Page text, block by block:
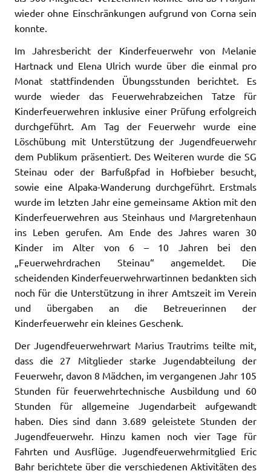
wieder ohne Einschränkungen aufgrund von Corna sein
konnte.
Im Jahresbericht der Kinderfeuerwehr von Melanie
Hartnack und Elena Ulrich wurde über die einmal pro
Monat stattfindenden Übungsstunden berichtet. Es
wurde wieder das Feuerwehrabzeichen Tatze für
Kinderfeuerwehren inklusive einer Prüfung erfolgreich
durchgeführt. Am Tag der Feuerwehr wurde eine
Löschübung mit Unterstützung der Jugendfeuerwehr
dem Publikum präsentiert. Des Weiteren wurde die SG
Steinau oder der Barfußpfad in Hofbieber besucht,
sowie eine Alpaka-Wanderung durchgeführt. Erstmals
wurde im letzten Jahr eine gemeinsame Aktion mit den
Kinderfeuerwehren aus Steinhaus und Margretenhaun
ins Leben gerufen. Am Ende des Jahres waren 30
Kinder im Alter von 6 – 10 Jahren bei den
„Feuerwehrdrachen Steinau“ angemeldet. Die
scheidenden Kinderfeuerwehrwartinnen bedankten sich
noch für die Unterstützung in ihrer Amtszeit im Verein
und übergaben an die Betreuerinnen der
Kinderfeuerwehr ein kleines Geschenk.
Der Jugendfeuerwehrwart Marius Trautrims teilte mit,
dass die 27 Mitglieder starke Jugendabteilung der
Feuerwehr, davon 8 Mädchen, im vergangenen Jahr 105
Stunden für feuerwehrtechnische Ausbildung und 60
Stunden für allgemeine Jugendarbeit aufgewandt
haben. Dies sind dann 3.689 geleistete Stunden der
Jugendfeuerwehr. Hinzu kamen noch vier Tage für
Fahrten und Ausflüge. Jugendfeuerwehrmitglied Eric
Bahr berichtete über die verschiedenen Aktivitäten des